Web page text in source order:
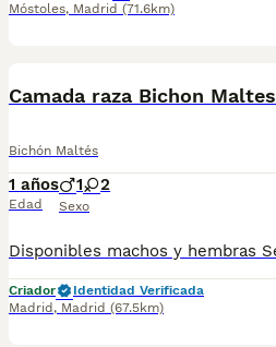
Móstoles, Madrid (71.6km)
Camada raza Bichon Maltes
Bichón Maltés
1 años
Edad
1 2
Sexo
Criador
Identidad Verificada
Madrid , Madrid (67.5km)